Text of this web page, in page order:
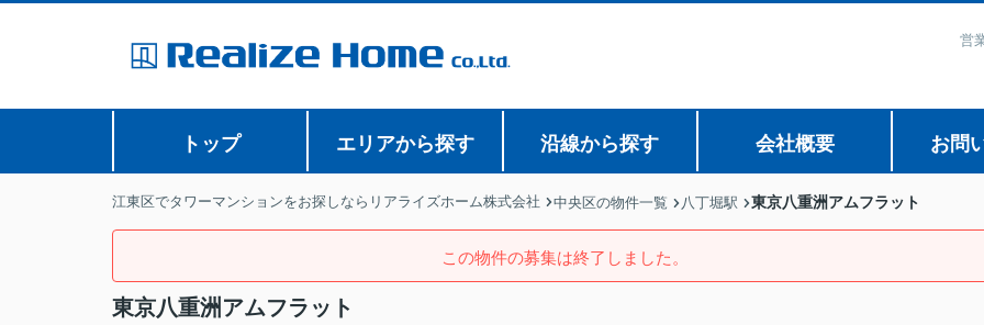
営
トップ エリアから探す 沿線から探す 会社概要 お問
江東区でタワーマンションをお探しならリアライズホーム株式会社 中央区の物件一覧 八丁堀駅 東京八重洲アムフラット
この物件の募集は終了しました。
東京八重洲アムフラット